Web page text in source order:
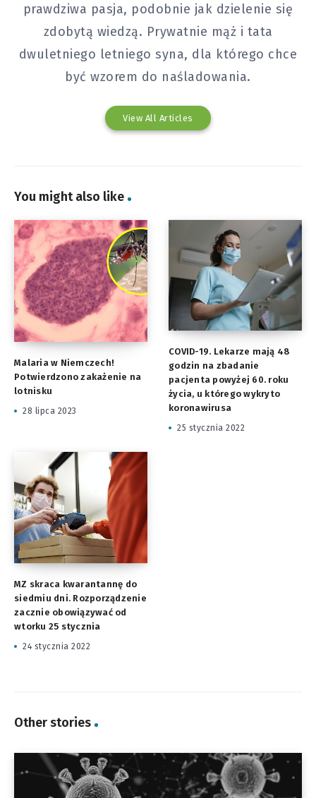
prawdziwa pasja, podobnie jak dzielenie się
zdobytą wiedzą. Prywatnie mąż i tata
dwuletniego letniego syna, dla którego chce
być wzorem do naśladowania.
View All Articles
You might also like
Malaria w Niemczech!
Potwierdzono zakażenie na
lotnisku
28 lipca 2023
COVID-19. Lekarze mają 48
godzin na zbadanie
pacjenta powyżej 60. roku
życia, u którego wykryto
koronawirusa
25 stycznia 2022
MZ skraca kwarantannę do
siedmiu dni. Rozporządzenie
zacznie obowiązywać od
wtorku 25 stycznia
24 stycznia 2022
Other stories